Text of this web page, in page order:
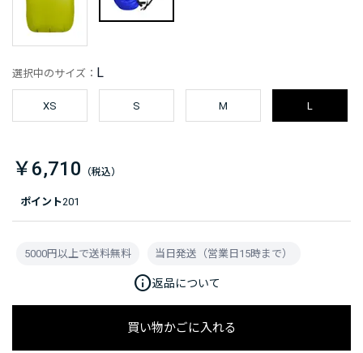
ポイント201
選択中のサイズ： L
XS S M L
￥6,710
買い物かごに入れる
5000円以上で送料無料 当日発送（営業日15時まで）
info返品について